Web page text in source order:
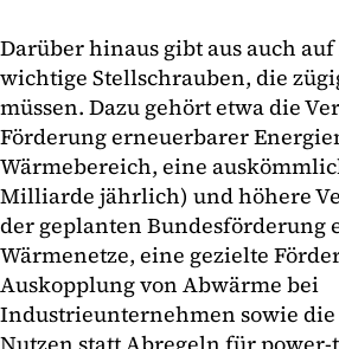
Darüber hinaus gibt aus auch
wichtige Stellschrauben, die
müssen. Dazu gehört etwa die
Förderung erneuerbarer
Wärmebereich, eine
Milliarde jährlich) und höhere
der geplanten Bundesförderung
Wärmenetze, eine gezielte
Auskopplung von Abwärme bei
Industrieunternehmen sowie